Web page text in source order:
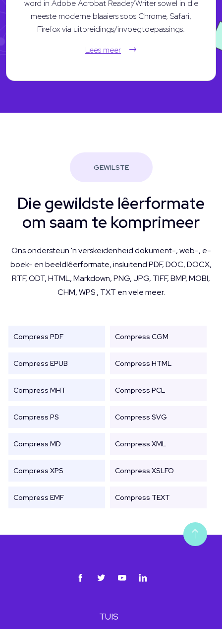
word in Adobe Acrobat Reader/Writer sowel in die
meeste moderne blaaiers soos Chrome, Safari,
Firefox via uitbreidings/invoegtoepassings.
Lees meer
GEWILSTE
Die gewildste lêerformate
om saam te komprimeer
Ons ondersteun 'n verskeidenheid dokument-, web-, e-
boek- en beeldlêerformate, insluitend PDF, DOC, DOCX,
RTF, ODT, HTML, Markdown, PNG, JPG, TIFF, BMP, MOBI,
CHM, WPS , TXT en vele meer.
Compress PDF Compress CGM
Compress EPUB Compress HTML
Compress MHT Compress PCL
Compress PS Compress SVG
Compress MD Compress XML
Compress XPS Compress XSLFO
Compress EMF Compress TEXT
TUIS